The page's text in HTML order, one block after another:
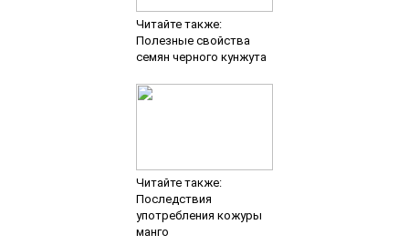
Читайте также:
Полезные свойства
семян черного кунжута
Читайте также:
Последствия
употребления кожуры
манго